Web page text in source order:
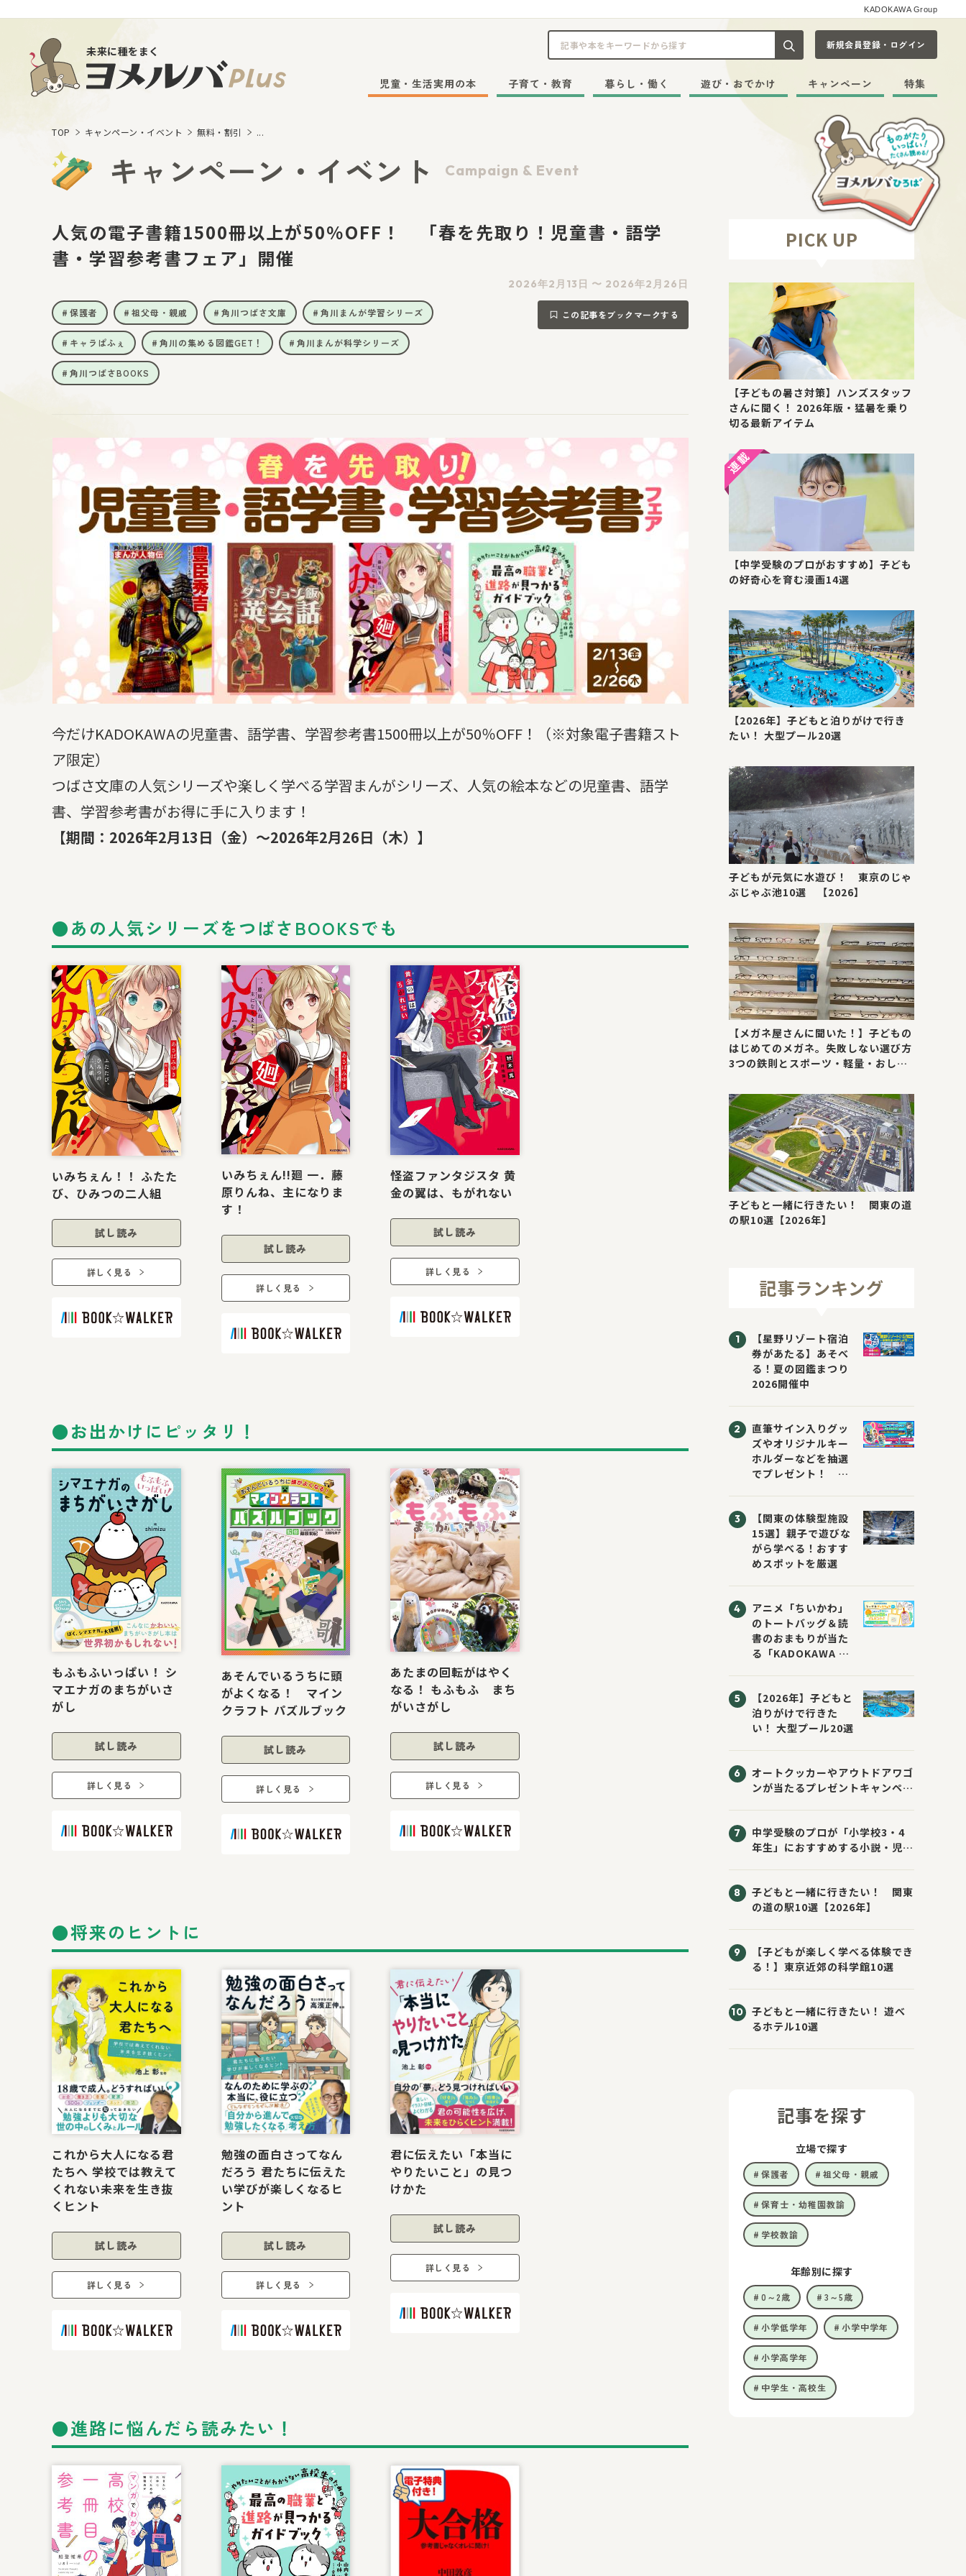
KADOKAWA Group
未来に種をまく 記事や本をキーワードから探す
新規会員登録・ログイン
児童・生活実用の本 子育て・教育 暮らし・働く 遊び・おでかけ キャンペーン 特集
TOP キャンペーン・イベント 無料・割引 ...
Campaign & Event
キャンペーン・イベント
人気の電子書籍1500冊以上が50％OFF！ 「春を先取り！児童書・語学
書・学習参考書フェア」開催
2026年2月13日 〜 2026年2月26日
保護者 祖父母・親戚 角川つばさ文庫 角川まんが学習シリーズ
キャラぱふぇ 角川の集める図鑑GET！ 角川まんが科学シリーズ
角川つばさBOOKS
この記事をブックマークする
今だけKADOKAWAの児童書、語学書、学習参考書1500冊以上が50％OFF！（※対象電子書籍スト
ア限定）
つばさ文庫の人気シリーズや楽しく学べる学習まんがシリーズ、人気の絵本などの児童書、語学
書、学習参考書がお得に手に入ります！
【期間：2026年2月13日（金）～2026年2月26日（木）】
●あの人気シリーズをつばさBOOKSでも
書籍リスト
いみちぇん！！ ふたた
び、ひみつの二人組
試し読み
詳しく見る
いみちぇん!!廻 一．藤
原りんね、主になりま
す！
試し読み
詳しく見る
怪盗ファンタジスタ 黄
金の翼は、もがれない
試し読み
詳しく見る
●お出かけにピッタリ！
書籍リスト
もふもふいっぱい！ シ
マエナガのまちがいさ
がし
試し読み
詳しく見る
あそんでいるうちに頭
がよくなる！ マイン
クラフト パズルブック
試し読み
詳しく見る
あたまの回転がはやく
なる！ もふもふ まち
がいさがし
試し読み
詳しく見る
●将来のヒントに
書籍リスト
これから大人になる君
たちへ 学校では教えて
くれない未来を生き抜
くヒント
試し読み
詳しく見る
勉強の面白さってなん
だろう 君たちに伝えた
い学びが楽しくなるヒ
ント
試し読み
詳しく見る
君に伝えたい「本当に
やりたいこと」の見つ
けかた
試し読み
詳しく見る
●進路に悩んだら読みたい！
書籍リスト
PICK UP
【子どもの暑さ対策】ハンズスタッフ
さんに聞く！ 2026年版・猛暑を乗り
切る最新アイテム
【中学受験のプロがおすすめ】子ども
の好奇心を育む漫画14選
【2026年】子どもと泊りがけで行き
たい！ 大型プール20選
子どもが元気に水遊び！ 東京のじゃ
ぶじゃぶ池10選 【2026】
【メガネ屋さんに聞いた！】子どもの
はじめてのメガネ。失敗しない選び方
3つの鉄則とスポーツ・軽量・おしゃ
子どもと一緒に行きたい！ 関東の道
の駅10選【2026年】
記事ランキング
【星野リゾート宿泊
券があたる】あそべ
る！夏の図鑑まつり
2026開催中
直筆サイン入りグッ
ズやオリジナルキー
ホルダーなどを抽選
でプレゼント！
ジブックフェア2026
～すまない先生と読
書にチャレンジ！
～」が開催！
【関東の体験型施設
15選】親子で遊びな
がら学べる！おすす
めスポットを厳選
アニメ「ちいかわ」
のトートバッグ＆読
書のおまもりが当た
る「KADOKAWA ち
催！ スマホ壁紙は
応募者全員にプレゼ
ント！
【2026年】子どもと
泊りがけで行きた
い！ 大型プール20選
オートクッカーやアウトドアワゴ
ンが当たるプレゼントキャンペー
中学受験のプロが「小学校3・4
年生」におすすめする小説・児童
子どもと一緒に行きたい！ 関東
の道の駅10選【2026年】
【子どもが楽しく学べる体験でき
る！】東京近郊の科学館10選
子どもと一緒に行きたい！ 遊べ
るホテル10選
記事を探す
立場で探す
保護者 祖父母・親戚
保育士・幼稚園教諭
学校教諭
年齢別に探す
0～2歳 3～5歳
小学低学年 小学中学年
小学高学年
中学生・高校生